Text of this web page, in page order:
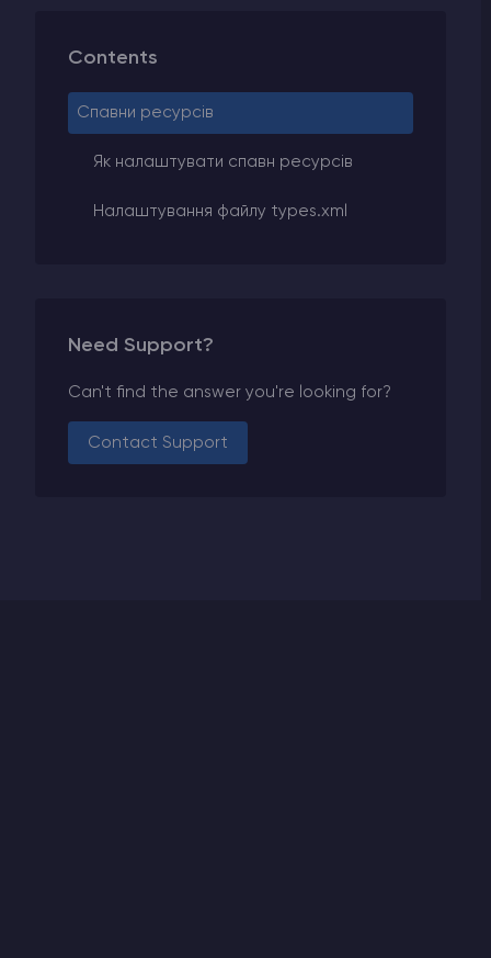
Contents
Спавни ресурсів
Як налаштувати спавн ресурсів
Налаштування файлу types.xml
Need Support?
Can't find the answer you're looking for?
Contact Support